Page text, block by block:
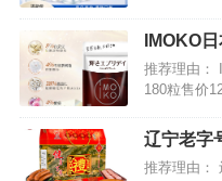
过敏引发的
滋养牙龈
IMOKO
粒
推荐理由：
180粒售价
薏苡仁，茶
制糖分吸收
辽宁老字
推荐理由：